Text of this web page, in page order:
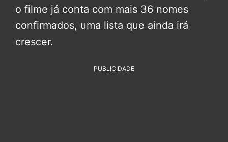
o filme já conta com mais 36 nomes
confirmados, uma lista que ainda irá
crescer.
PUBLICIDADE